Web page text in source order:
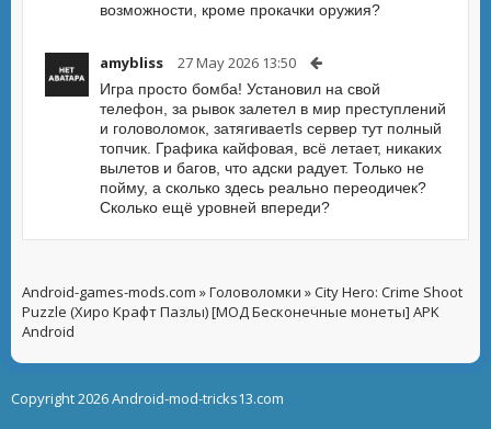
возможности, кроме прокачки оружия?
amybliss 27 May 2026 13:50
Игра просто бомба! Установил на свой
телефон, за рывок залетел в мир преступлений
и головоломок, затягиваетIs сервер тут полный
топчик. Графика кайфовая, всё летает, никаких
вылетов и багов, что адски радует. Только не
пойму, а сколько здесь реально переодичек?
Сколько ещё уровней впереди?
Android-games-mods.com »Головоломки » City Hero: Crime Shoot
Puzzle (Хиро Крафт Пазлы) [МОД Бесконечные монеты] APK
Android
Copyright 2026 Android-mod-tricks13.com